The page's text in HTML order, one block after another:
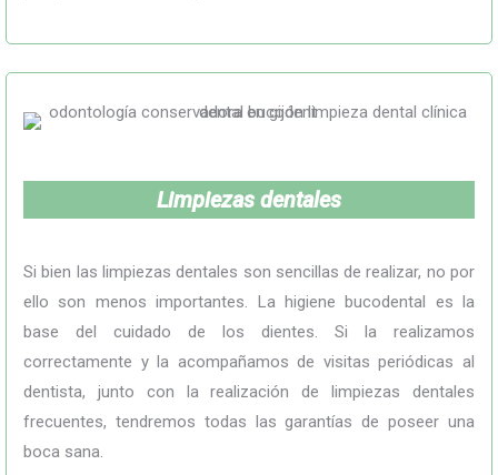
Limpiezas dentales
Si bien las limpiezas dentales son sencillas de realizar, no por
ello son menos importantes. La higiene bucodental es la
base del cuidado de los dientes. Si la realizamos
correctamente y la acompañamos de visitas periódicas al
dentista, junto con la realización de limpiezas dentales
frecuentes, tendremos todas las garantías de poseer una
boca sana.